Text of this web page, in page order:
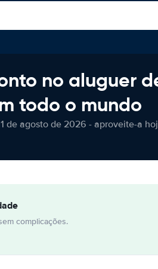
no aluguer
todo o mundo
de agosto de 2026 - aproveite-a
complicações.